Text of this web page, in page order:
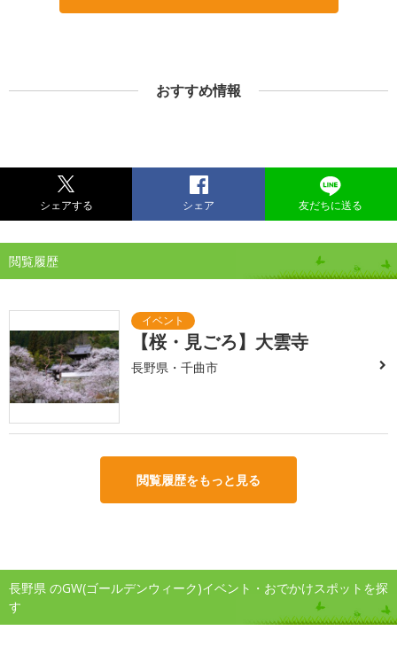
おすすめ情報
シェアする シェア 友だちに送る
閲覧履歴
【桜・見ごろ】大雲寺
長野県・千曲市
閲覧履歴をもっと見る
長野県 のGW(ゴールデンウィーク)イベント・おでかけスポットを探
す